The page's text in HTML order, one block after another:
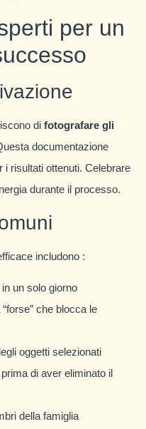
per un
di fotografare gli
documentazione
risultati ottenuti. Celebrare
durante il processo.
includono :
un solo giorno
che blocca le
oggetti selezionati
di aver eliminato il
della famiglia